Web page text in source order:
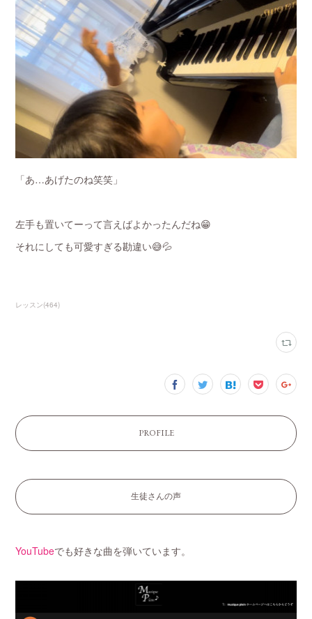
「あ…あげたのね笑笑」
左手も置いてーって言えばよかったんだね😁
それにしても可愛すぎる勘違い😅💦
レッスン(464)
PROFILE
生徒さんの声
YouTubeでも好きな曲を弾いています。